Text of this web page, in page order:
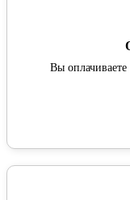
Вы оплачиваете